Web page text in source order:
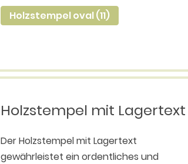
Holzstempel oval (11)
Holzstempel mit Lagertext
Der Holzstempel mit Lagertext
gewährleistet ein ordentliches und